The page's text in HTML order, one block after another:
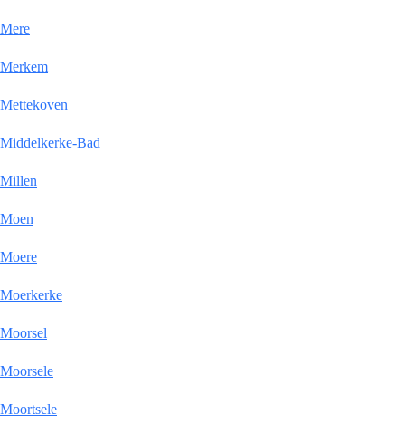
Mere
Merkem
Mettekoven
Middelkerke-Bad
Millen
Moen
Moere
Moerkerke
Moorsel
Moorsele
Moortsele